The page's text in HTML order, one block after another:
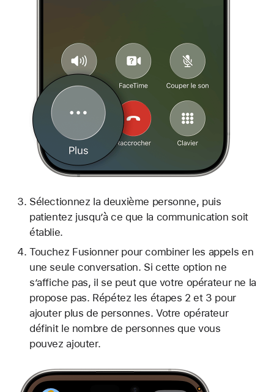
Sélectionnez la deuxième personne, puis
patientez jusqu’à ce que la communication soit
établie.
Touchez Fusionner pour combiner les appels en
une seule conversation. Si cette option ne
s’affiche pas, il se peut que votre opérateur ne la
propose pas. Répétez les étapes 2 et 3 pour
ajouter plus de personnes. Votre opérateur
définit le nombre de personnes que vous
pouvez ajouter.